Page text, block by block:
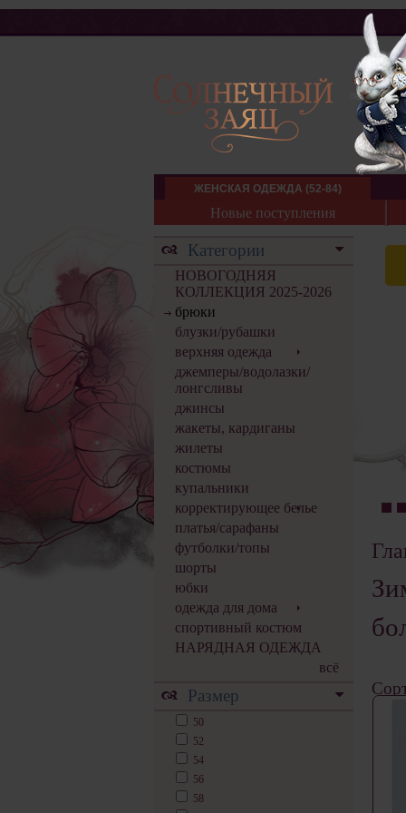
ЖЕНСКАЯ ОДЕЖДА (52-84)
Новые поступления
Категории
НОВОГОДНЯЯ
КОЛЛЕКЦИЯ 2025-2026
брюки
блузки/рубашки
верхняя одежда
джемперы/водолазки/
лонгсливы
джинсы
жакеты, кардиганы
жилеты
костюмы
купальники
корректирующее белье
платья/сарафаны
футболки/топы
шорты
юбки
одежда для дома
спортивный костюм
НАРЯДНАЯ ОДЕЖДА
всё
Размер
50
52
54
56
58